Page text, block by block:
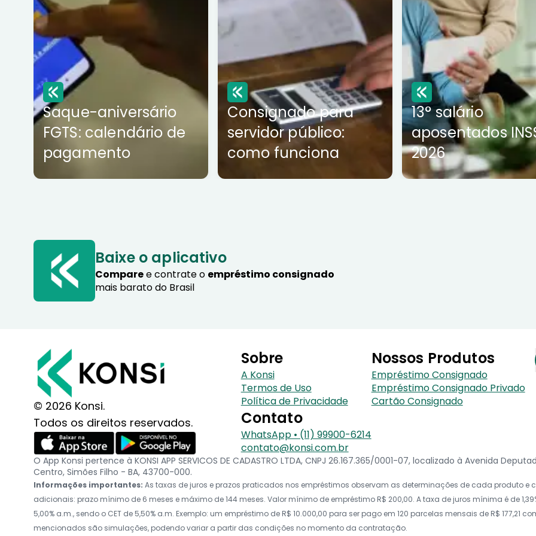
Saque-aniversário
FGTS: calendário de
pagamento
Consignado para
servidor público:
como funciona
13° salário
aposentados
2026
Baixe o aplicativo
Comparee contrate o empréstimo consignado
mais barato do Brasil
© 2026 Konsi.
Todos os direitos reservados.
Sobre
A Konsi
Termos de Uso
Política de Privacidade
Contato
WhatsApp • (11) 99900-6214
contato@konsi.com.br
Nossos Produtos
Empréstimo Consignado
Empréstimo Consignado Privado
Cartão Consignado
O App Konsi pertence à KONSI APP SERVICOS DE CADASTRO LTDA, CNPJ 26.167.365/0001-07, localizado à Avenida
Centro, Simões Filho - BA, 43700-000.
Informações importantes: As taxas de juros e prazos praticados nos empréstimos observam as determinações de cada produto
adicionais: prazo mínimo de 6 meses e máximo de 144 meses. Valor mínimo de empréstimo R$ 200,00. A taxa de juros mínima é de
5,00% a.m., sendo o CET de 5,50% a.m. Exemplo: um empréstimo de R$ 10.000,00 para ser pago em 120 parcelas mensais de R$ 177,21
mencionados são simulações, podendo variar a partir das condições no momento da contratação.